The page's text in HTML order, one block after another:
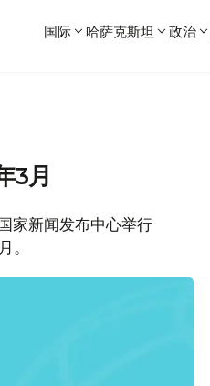
国际 哈萨克斯坦 政治
3月
家新闻发布中心举行
。